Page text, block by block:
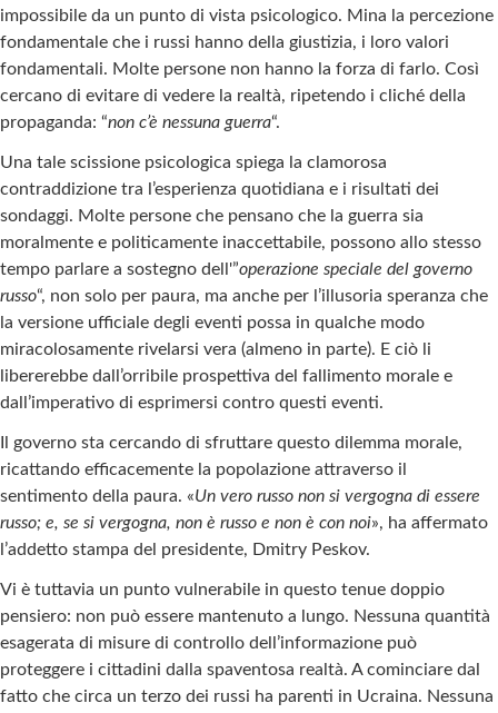
impossibile da un punto di vista psicologico. Mina la percezione
fondamentale che i russi hanno della giustizia, i loro valori
fondamentali. Molte persone non hanno la forza di farlo. Così
cercano di evitare di vedere la realtà, ripetendo i cliché della
propaganda: “non c’è nessuna guerra“.
Una tale scissione psicologica spiega la clamorosa
contraddizione tra l’esperienza quotidiana e i risultati dei
sondaggi. Molte persone che pensano che la guerra sia
moralmente e politicamente inaccettabile, possono allo stesso
tempo parlare a sostegno dell'”operazione speciale del governo
russo“, non solo per paura, ma anche per l’illusoria speranza che
la versione ufficiale degli eventi possa in qualche modo
miracolosamente rivelarsi vera (almeno in parte). E ciò li
libererebbe dall’orribile prospettiva del fallimento morale e
dall’imperativo di esprimersi contro questi eventi.
Il governo sta cercando di sfruttare questo dilemma morale,
ricattando efficacemente la popolazione attraverso il
sentimento della paura. «Un vero russo non si vergogna di essere
russo; e, se si vergogna, non è russo e non è con noi», ha affermato
l’addetto stampa del presidente, Dmitry Peskov.
Vi è tuttavia un punto vulnerabile in questo tenue doppio
pensiero: non può essere mantenuto a lungo. Nessuna quantità
esagerata di misure di controllo dell’informazione può
proteggere i cittadini dalla spaventosa realtà. A cominciare dal
fatto che circa un terzo dei russi ha parenti in Ucraina. Nessuna